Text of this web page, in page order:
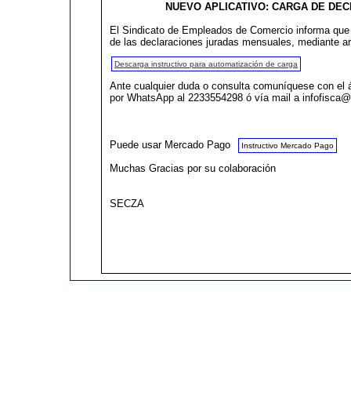
NUEVO APLICATIVO: CARGA DE
El Sindicato de Empleados de Comercio informa
de las declaraciones juradas mensuales, mediante
Descarga instructivo para automatización de carga
Ante cualquier duda o consulta comuníquese con el
por WhatsApp al 2233554298 ó vía mail a
Puede usar Mercado Pago Instructivo Mercado Pago
Muchas Gracias por su colaboración
SECZA